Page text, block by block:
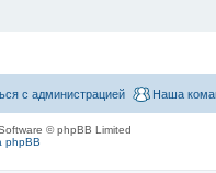
Наша
с администрацией
© phpBB Limited
phpBB